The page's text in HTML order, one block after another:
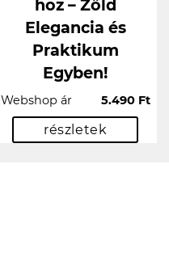
hoz – Zöld
Elegancia és
Praktikum
Egyben!
Webshop ár 5.490 Ft
részletek